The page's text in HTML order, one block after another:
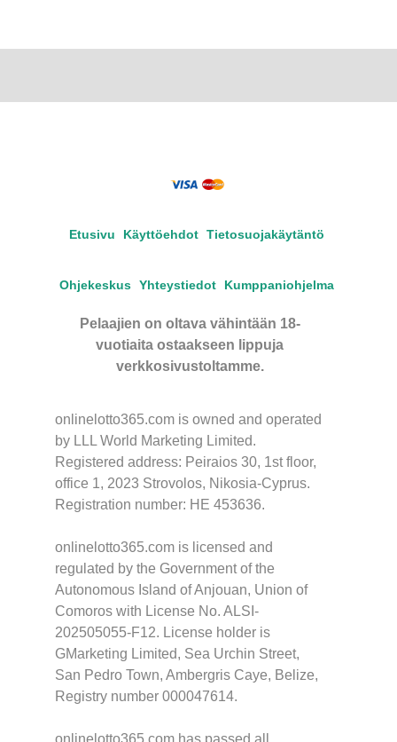
Etusivu Käyttöehdot Tietosuojakäytäntö
Ohjekeskus Yhteystiedot Kumppaniohjelma
Pelaajien on oltava vähintään 18-
vuotiaita ostaakseen lippuja
verkkosivustoltamme.
onlinelotto365.com is owned and operated
by LLL World Marketing Limited.
Registered address: Peiraios 30, 1st floor,
office 1, 2023 Strovolos, Nikosia-Cyprus.
Registration number: HE 453636.
onlinelotto365.com is licensed and
regulated by the Government of the
Autonomous Island of Anjouan, Union of
Comoros with License No. ALSI-
202505055-F12. License holder is
GMarketing Limited, Sea Urchin Street,
San Pedro Town, Ambergris Caye, Belize,
Registry number 000047614.
onlinelotto365.com has passed all